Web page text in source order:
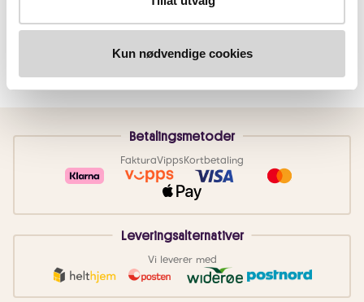
Kun nødvendige cookies
Betalingsmetoder
FakturaVippsKortbetaling
Leveringsalternativer
Vi leverer med